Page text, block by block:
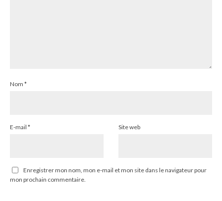
Nom *
E-mail * Site web
Enregistrer mon nom, mon e-mail et mon site dans le navigateur pour
mon prochain commentaire.